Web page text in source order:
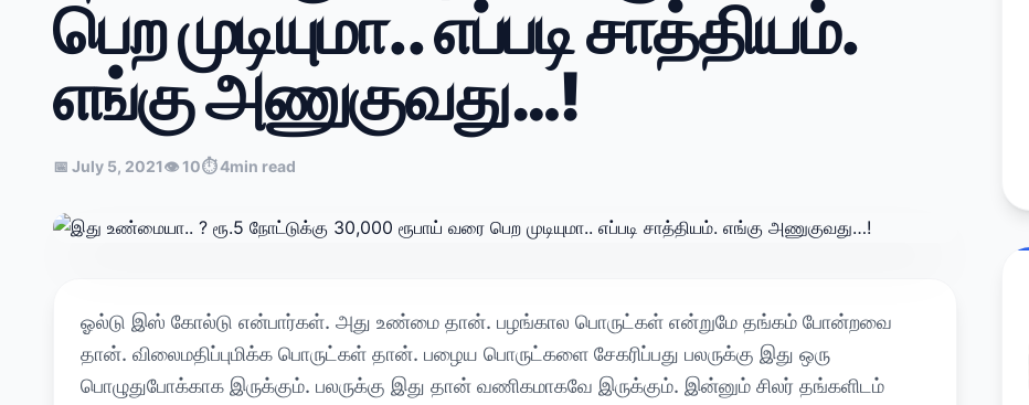
பெற முடியுமா.. எப்படி சாத்தியம்.
எங்கு அணுகுவது…!
📅 July 5, 2021👁 10⏱ 4min read
ஓல்டு இஸ் கோல்டு என்பார்கள். அது உண்மை தான். பழங்கால பொருட்கள் என்றுமே தங்கம் போன்றவை
தான். விலைமதிப்புமிக்க பொருட்கள் தான். பழைய பொருட்களை சேகரிப்பது பலருக்கு இது ஒரு
பொழுதுபோக்காக இருக்கும். பலருக்கு இது தான் வணிகமாகவே இருக்கும். இன்னும் சிலர் தங்களிடம்